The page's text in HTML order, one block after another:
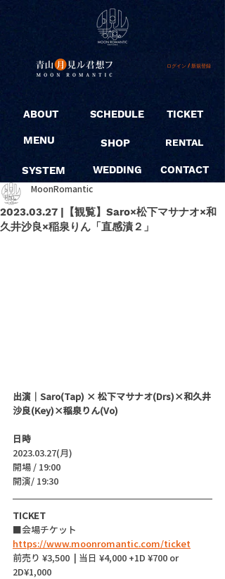
ログイン / 新規登録
ABOUT
MENU
SYSTEM
SCHEDULE
SHOP
WEDDING
TICKET
RENTAL
CONTACT
2023.03.27 |【観覧】Saro×松下マサナオ×和
久井沙良×稲泉りん「直感漬２」
MoonRomantic
出演｜Saro(Tap) × 松下マサナオ(Drs)×和久井
沙良(Key)×稲泉りん(Vo)
日時
2023.03.27(月)
開場 / 19:00
開演/ 19:30
TICKET
■会場チケット
https://www.moonromantic.com/ticket
前売り ¥3,500  | 当日 ¥4,000 +1D ¥700 or
2D¥1,000